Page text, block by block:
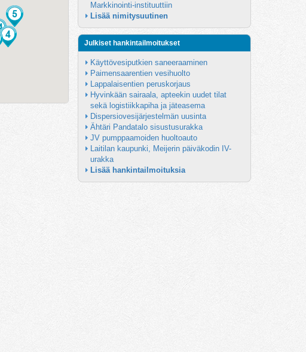
Markkinointi-instituuttiin
Lisää nimitysuutinen
Julkiset hankintailmoitukset
Käyttövesiputkien saneeraaminen
Paimensaarentien vesihuolto
Lappalaisentien peruskorjaus
Hyvinkään sairaala, apteekin uudet tilat
sekä logistiikkapiha ja jäteasema
Dispersiovesijärjestelmän uusinta
Ähtäri Pandatalo sisustusurakka
JV pumppaamoiden huoltoauto
Laitilan kaupunki, Meijerin päiväkodin IV-
urakka
Lisää hankintailmoituksia